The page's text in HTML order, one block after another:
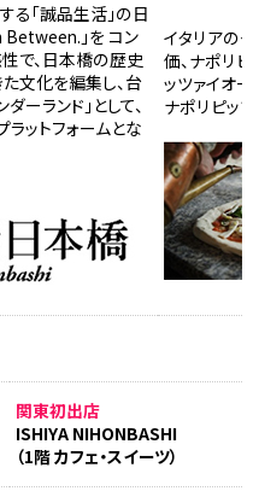
る「誠品生活」の日
」を コン
で、日本橋の歴史
文化を編集し、台
ーランド」として、
ットフォームとな
イタリアの
価、ナポリ
ッツァイオ
ナポリピッ
関東初出店
ISHIYA NIHONBASHI
（1階 カフェ・スイーツ）